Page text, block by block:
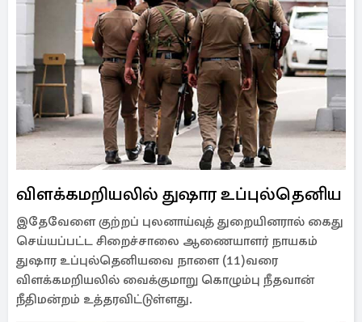
விளக்கமறியலில் துஷார உப்புல்தெனிய
இதேவேளை குற்றப் புலனாய்வுத் துறையினரால் கைது
செய்யப்பட்ட சிறைச்சாலை ஆணையாளர் நாயகம்
துஷார உப்புல்தெனியவை நாளை (11)வரை
விளக்கமறியலில் வைக்குமாறு கொழும்பு நீதவான்
நீதிமன்றம் உத்தரவிட்டுள்ளது.